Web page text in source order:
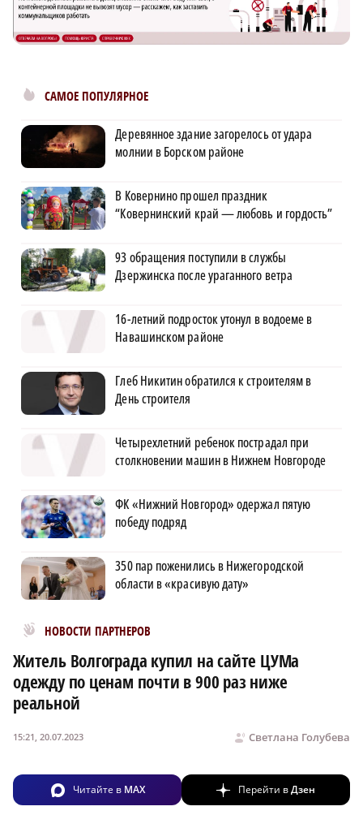
САМОЕ ПОПУЛЯРНОЕ
Деревянное здание загорелось от удара
молнии в Борском районе
В Ковернино прошел праздник
“Ковернинский край — любовь и гордость”
93 обращения поступили в службы
Дзержинска после ураганного ветра
16-летний подросток утонул в водоеме в
Навашинском районе
Глеб Никитин обратился к строителям в
День строителя
Четырехлетний ребенок пострадал при
столкновении машин в Нижнем Новгороде
ФК «Нижний Новгород» одержал пятую
победу подряд
350 пар поженились в Нижегородской
области в «красивую дату»
НОВОСТИ ПАРТНЕРОВ
Новости МирТесен
Житель Волгограда купил на сайте ЦУМа
одежду по ценам почти в 900 раз ниже
реальной
Светлана Голубева
15:21, 20.07.2023
Читайте в MAX Перейти вДзен